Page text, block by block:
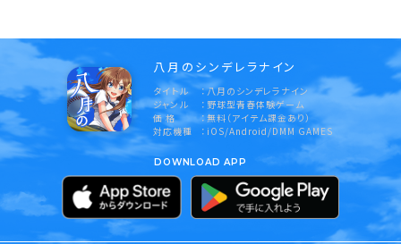
八月のシンデレラナイン
タイトル
八月のシンデレラナイン
ジャンル
野球型青春体験ゲーム
価 格
無料（アイテム課金あり）
対応機種
iOS/Android/DMM GAMES
DOWNLOAD APP